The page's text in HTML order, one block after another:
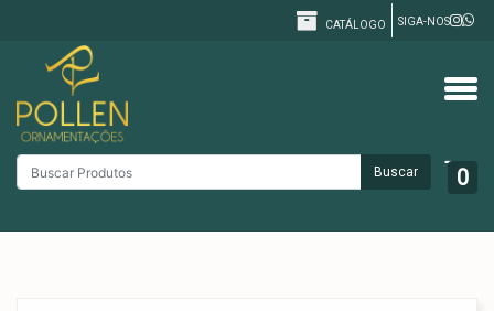
CATÁLOGO SIGA-NOS
Buscar 0